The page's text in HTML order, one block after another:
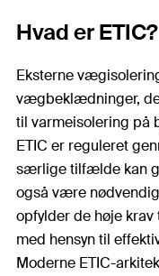
Hvad er ETIC?
Eksterne
vægbeklædninger,
til varmeisolering på
ETIC er reguleret
særlige tilfælde kan
også være
opfylder de høje
med hensyn til
Moderne ETIC-